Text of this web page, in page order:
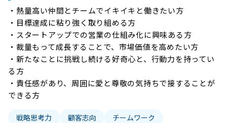
・熱量高い仲間とチームでイキイキと働きたい方
・目標達成に粘り強く取り組める方
・スタートアップでの営業の仕組み化に興味ある方
・裁量もって成長することで、市場価値を高めたい方
・新たなことに挑戦し続ける好奇心と、行動力を持ってい
る方
・責任感があり、周囲に愛と尊敬の気持ちで接することが
できる方
戦略思考力 顧客志向 チームワーク